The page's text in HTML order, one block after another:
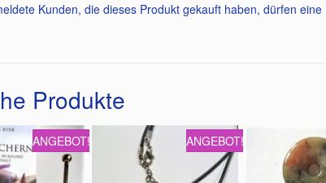
Kunden, die dieses Produkt gekauft haben, dürfen
Produkte
ANGEBOT! ANGEBOT!